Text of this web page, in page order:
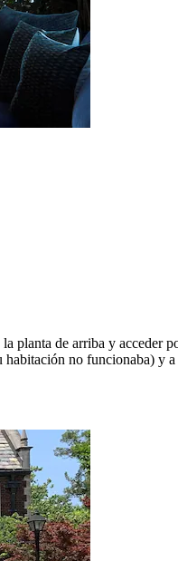
planta de arriba y acceder
no funcionaba) y